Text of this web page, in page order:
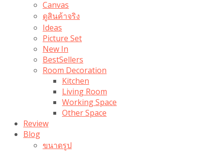
Canvas
ดูสินค้าจริง
Ideas
Picture Set
New In
BestSellers
Room Decoration
Kitchen
Living Room
Working Space
Other Space
Review
Blog
ขนาดรูป